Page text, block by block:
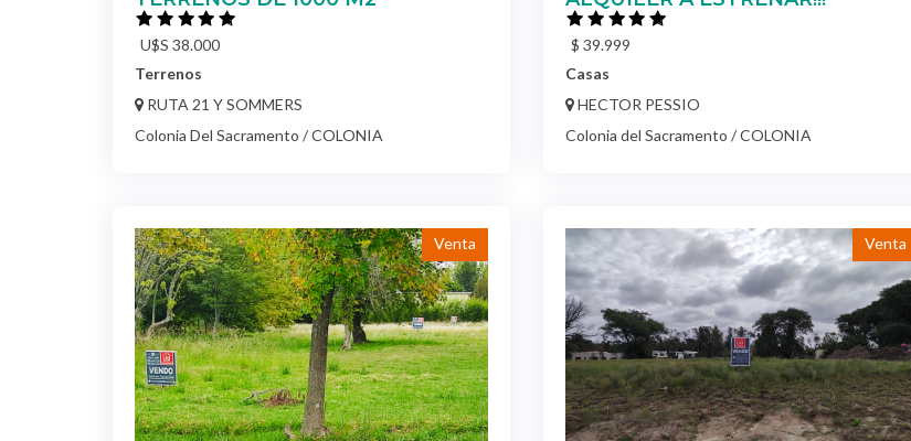
Terrenos
RUTA 21 Y SOMMERS
Colonia Del Sacramento / COLONIA
Casas
HECTOR PESSIO
Colonia del Sacramento / COLONIA